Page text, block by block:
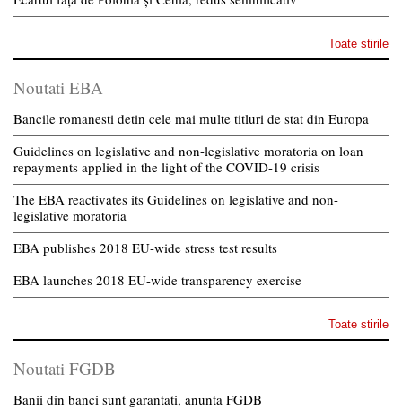
Toate stirile
Noutati EBA
Bancile romanesti detin cele mai multe titluri de stat din Europa
Guidelines on legislative and non-legislative moratoria on loan
repayments applied in the light of the COVID-19 crisis
The EBA reactivates its Guidelines on legislative and non-
legislative moratoria
EBA publishes 2018 EU-wide stress test results
EBA launches 2018 EU-wide transparency exercise
Toate stirile
Noutati FGDB
Banii din banci sunt garantati, anunta FGDB